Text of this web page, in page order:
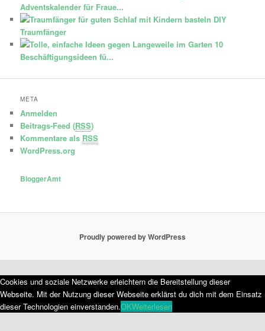
Adventskalender für Fraue...
DIY
Traumfänger
10
Beschäftigungsideen fü...
META
Anmelden
Beitrags-Feed (RSS)
Kommentare als RSS
WordPress.org
BloggerAmt
Proudly powered by WordPress
Cookies und soziale Netzwerke erleichtern die Bereitstellung dieser
Webseite. Mit der Nutzung dieser Webseite erklärst du dich mit dem Einsatz
dieser Technologien einverstanden.OKWeiterlesen